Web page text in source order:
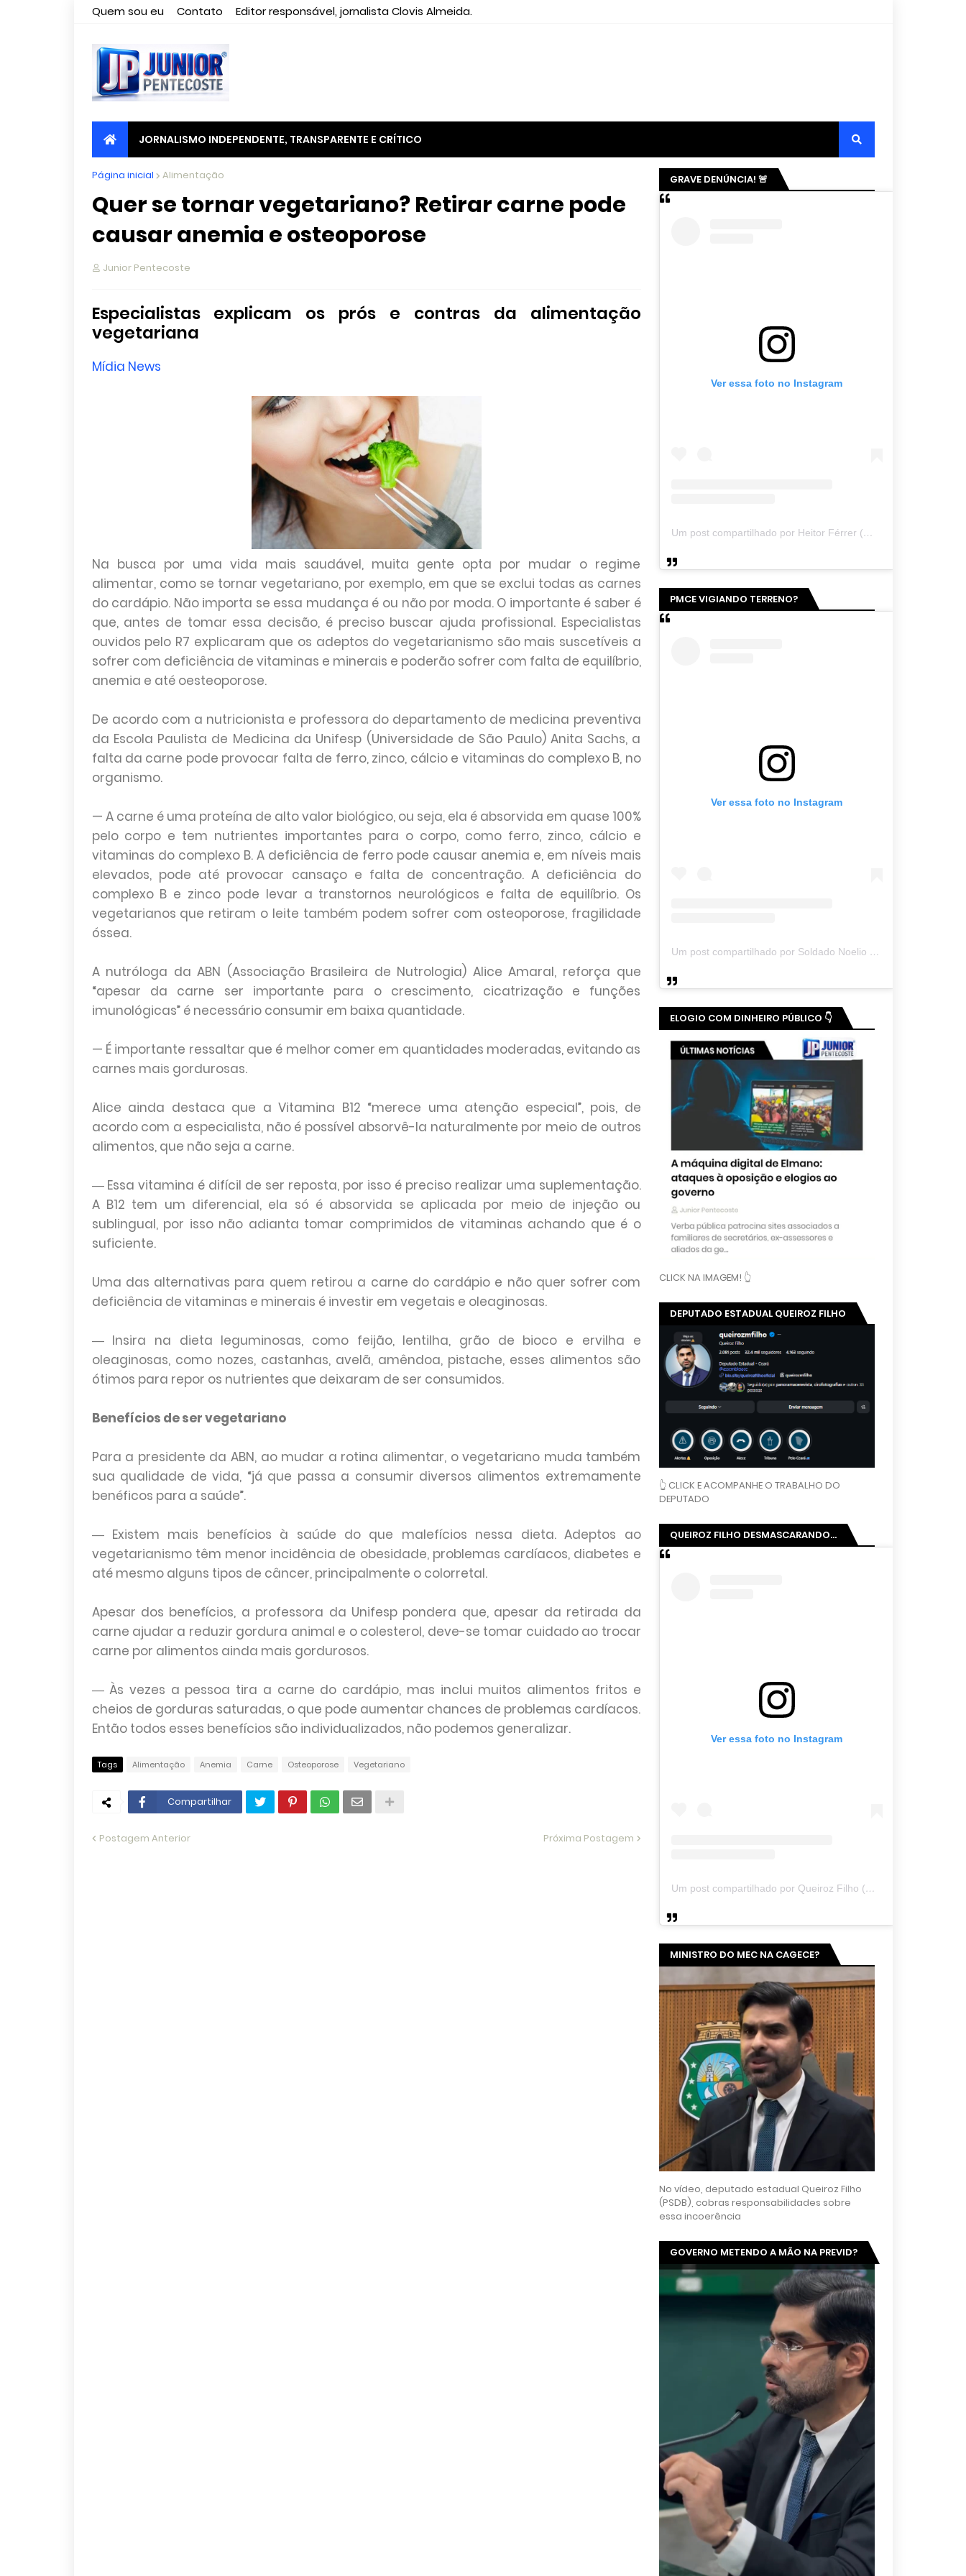
Quem sou eu Contato Editor responsável, jornalista Clovis Almeida.
JORNALISMO INDEPENDENTE, TRANSPARENTE E CRÍTICO
Página inicial Alimentação
Quer se tornar vegetariano? Retirar carne pode
causar anemia e osteoporose
Junior Pentecoste
Especialistas explicam os prós e contras da alimentação
vegetariana
Mídia News
Na busca por uma vida mais saudável, muita gente opta por mudar o regime
alimentar, como se tornar vegetariano, por exemplo, em que se exclui todas as carnes
do cardápio. Não importa se essa mudança é ou não por moda. O importante é saber é
que, antes de tomar essa decisão, é preciso buscar ajuda profissional. Especialistas
ouvidos pelo R7 explicaram que os adeptos do vegetarianismo são mais suscetíveis a
sofrer com deficiência de vitaminas e minerais e poderão sofrer com falta de equilíbrio,
anemia e até oesteoporose.
De acordo com a nutricionista e professora do departamento de medicina preventiva
da Escola Paulista de Medicina da Unifesp (Universidade de São Paulo) Anita Sachs, a
falta da carne pode provocar falta de ferro, zinco, cálcio e vitaminas do complexo B, no
organismo.
— A carne é uma proteína de alto valor biológico, ou seja, ela é absorvida em quase 100%
pelo corpo e tem nutrientes importantes para o corpo, como ferro, zinco, cálcio e
vitaminas do complexo B. A deficiência de ferro pode causar anemia e, em níveis mais
elevados, pode até provocar cansaço e falta de concentração. A deficiência do
complexo B e zinco pode levar a transtornos neurológicos e falta de equilíbrio. Os
vegetarianos que retiram o leite também podem sofrer com osteoporose, fragilidade
óssea.
A nutróloga da ABN (Associação Brasileira de Nutrologia) Alice Amaral, reforça que
“apesar da carne ser importante para o crescimento, cicatrização e funções
imunológicas” é necessário consumir em baixa quantidade.
— É importante ressaltar que é melhor comer em quantidades moderadas, evitando as
carnes mais gordurosas.
Alice ainda destaca que a Vitamina B12 “merece uma atenção especial”, pois, de
acordo com a especialista, não é possível absorvê-la naturalmente por meio de outros
alimentos, que não seja a carne.
― Essa vitamina é difícil de ser reposta, por isso é preciso realizar uma suplementação.
A B12 tem um diferencial, ela só é absorvida se aplicada por meio de injeção ou
sublingual, por isso não adianta tomar comprimidos de vitaminas achando que é o
suficiente.
Uma das alternativas para quem retirou a carne do cardápio e não quer sofrer com
deficiência de vitaminas e minerais é investir em vegetais e oleaginosas.
― Insira na dieta leguminosas, como feijão, lentilha, grão de bioco e ervilha e
oleaginosas, como nozes, castanhas, avelã, amêndoa, pistache, esses alimentos são
ótimos para repor os nutrientes que deixaram de ser consumidos.
Benefícios de ser vegetariano
Para a presidente da ABN, ao mudar a rotina alimentar, o vegetariano muda também
sua qualidade de vida, “já que passa a consumir diversos alimentos extremamente
benéficos para a saúde”.
― Existem mais benefícios à saúde do que malefícios nessa dieta. Adeptos ao
vegetarianismo têm menor incidência de obesidade, problemas cardíacos, diabetes e
até mesmo alguns tipos de câncer, principalmente o colorretal.
Apesar dos benefícios, a professora da Unifesp pondera que, apesar da retirada da
carne ajudar a reduzir gordura animal e o colesterol, deve-se tomar cuidado ao trocar
carne por alimentos ainda mais gordurosos.
― Às vezes a pessoa tira a carne do cardápio, mas inclui muitos alimentos fritos e
cheios de gorduras saturadas, o que pode aumentar chances de problemas cardíacos.
Então todos esses benefícios são individualizados, não podemos generalizar.
Tags Alimentação Anemia Carne Osteoporose Vegetariano
Compartilhar
Postagem Anterior Próxima Postagem
GRAVE DENÚNCIA! 🚨
Ver essa foto no Instagram
Um post compartilhado por Heitor Férrer (@heitor_ferrer77)
PMCE VIGIANDO TERRENO?
Ver essa foto no Instagram
Um post compartilhado por Soldado Noelio (@soldadonoelio)
ELOGIO COM DINHEIRO PÚBLICO 👇
CLICK NA IMAGEM! 👆
DEPUTADO ESTADUAL QUEIROZ FILHO
👆 CLICK E ACOMPANHE O TRABALHO DO
DEPUTADO
QUEIROZ FILHO DESMASCARANDO...
Ver essa foto no Instagram
Um post compartilhado por Queiroz Filho (@queirozmfilho)
MINISTRO DO MEC NA CAGECE?
No vídeo, deputado estadual Queiroz Filho
(PSDB), cobras responsabilidades sobre
essa incoerência
GOVERNO METENDO A MÃO NA PREVID?